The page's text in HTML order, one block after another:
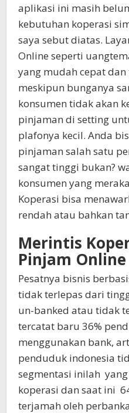
aplikasi ini masih
kebutuhan koperasi
saya sebut diatas.
Online seperti
yang mudah cepat
meskipun bunganya
konsumen tidak akan
pinjaman di setting
plafonya kecil. Anda
pinjaman salah satu
sangat tinggi bukan?
konsumen yang
Koperasi bisa
rendah atau bahkan
Merintis
Pinjam Online
Pesatnya bisnis
tidak terlepas dari
un-banked atau tidak
tercatat baru 36%
menggunakan bank,
penduduk indonesia
segmentasi inilah
koperasi dan saat ini
terjamah oleh